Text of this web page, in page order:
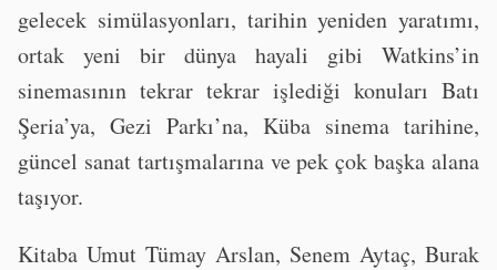
gelecek simülasyonları, tarihin yeniden yaratımı,
ortak yeni bir dünya hayali gibi Watkins’in
sinemasının tekrar tekrar işlediği konuları Batı
Şeria’ya, Gezi Parkı’na, Küba sinema tarihine,
güncel sanat tartışmalarına ve pek çok başka alana
taşıyor.
Kitaba Umut Tümay Arslan, Senem Aytaç, Burak